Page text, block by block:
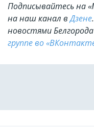
Подписывайтесь на
на наш канал вДзене
новостями
группе во